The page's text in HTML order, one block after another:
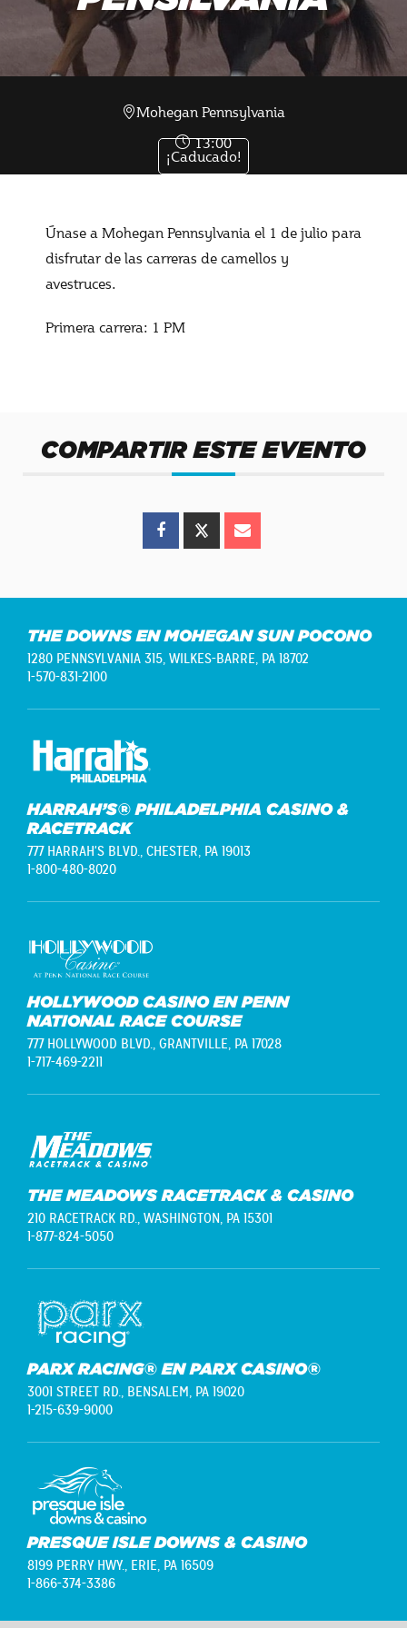
¡Caducado!
13:00
Mohegan Pennsylvania
Únase a Mohegan Pennsylvania el 1 de julio para
disfrutar de las carreras de camellos y
avestruces.
Primera carrera: 1 PM
COMPARTIR ESTE EVENTO
THE DOWNS EN MOHEGAN SUN POCONO
1280 PENNSYLVANIA 315, WILKES-BARRE, PA 18702
1-570-831-2100
HARRAH’S® PHILADELPHIA CASINO &
RACETRACK
777 HARRAH'S BLVD., CHESTER, PA 19013
1-800-480-8020
HOLLYWOOD CASINO EN PENN
NATIONAL RACE COURSE
777 HOLLYWOOD BLVD., GRANTVILLE, PA 17028
1-717-469-2211
THE MEADOWS RACETRACK & CASINO
210 RACETRACK RD., WASHINGTON, PA 15301
1-877-824-5050
PARX RACING® EN PARX CASINO®
3001 STREET RD., BENSALEM, PA 19020
1-215-639-9000
PRESQUE ISLE DOWNS & CASINO
8199 PERRY HWY., ERIE, PA 16509
1-866-374-3386